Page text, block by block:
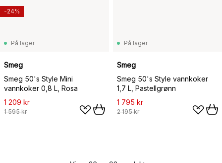
På lager
Smeg
Smeg 50's Style Mini
vannkoker 0,8 L, Rosa
1 209 kr
1 595 kr
-24%
På lager
Smeg
Smeg 50's Style vannkoker
1,7 L, Pastellgrønn
1 795 kr
2 195 kr